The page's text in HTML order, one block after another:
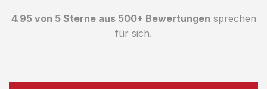
4.95 von 5 Sterne aus 500+ Bewertungen sprechen
für sich.